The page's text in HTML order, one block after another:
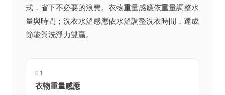
式，省下不必要的浪費。衣物重量感應依重量調整水
量與時間；洗衣水溫感應依水溫調整洗衣時間，達成
節能與洗淨力雙贏。
01
衣物重量感應